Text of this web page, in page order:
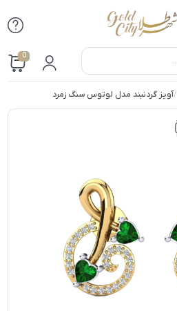
0
/آویز گردنبند مدل لوتوس سنگ زمرد